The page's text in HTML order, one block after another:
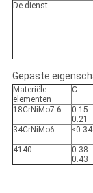
De dienst
Gepaste
Materiële
elementen
C
18CrNiMo7-6
0.15-
0.21
34CrNiMo6
≤0.34
4140
0.38-
0.43